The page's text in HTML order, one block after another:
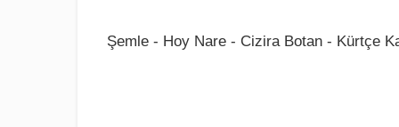
Şemle - Hoy Nare - Cizira Botan - Kürtçe